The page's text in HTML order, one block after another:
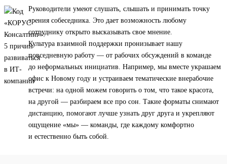
Руководители умеют слушать, слышать и принимать точку
зрения собеседника. Это дает возможность любому
сотруднику открыто высказывать свое мнение.
Культура взаимной поддержки пронизывает нашу
повседневную работу — от рабочих обсуждений в команде
до неформальных инициатив. Например, мы вместе украшаем
офис к Новому году и устраиваем тематические внерабочие
встречи: на одной можем говорить о том, что такое красота,
на другой — разбираем все про сон. Такие форматы снимают
дистанцию, помогают лучше узнать друг друга и укрепляют
ощущение «мы» — команды, где каждому комфортно
и естественно быть собой.